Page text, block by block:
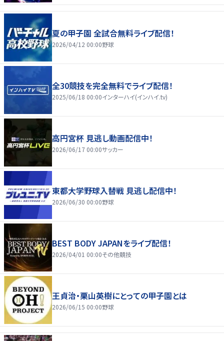
夏の甲子園 全試合無料ライブ配信！
2026/04/12 00:00野球
全30競技を完全無料でライブ配信！
2025/06/18 00:00インターハイ(インハイ.tv)
高円宮杯 見逃し動画配信中！
2026/06/17 00:00サッカー
東都大学野球入替戦 見逃し配信中！
2026/06/30 00:00野球
BEST BODY JAPANをライブ配信！
2026/04/01 00:00その他競技
王貞治・栗山英樹にとっての甲子園とは
2026/06/15 00:00野球